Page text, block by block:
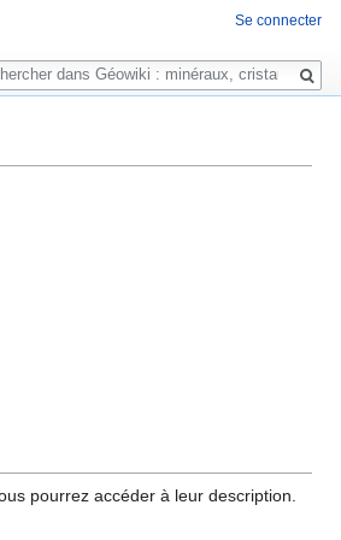
pourrez accéder à leur description.
Se connecter